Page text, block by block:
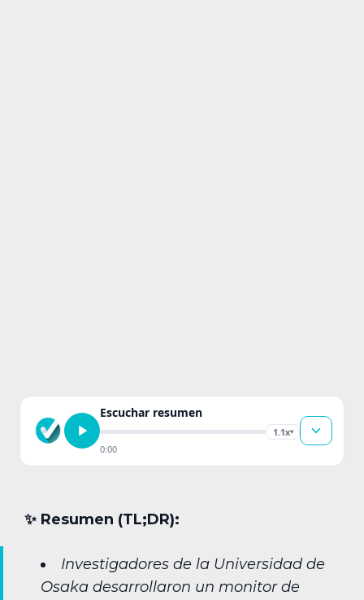
Escuchar resumen
1.1x▾
0:00
✨︎ Resumen (TL;DR):
Investigadores de la Universidad de
Osaka desarrollaron un monitor de